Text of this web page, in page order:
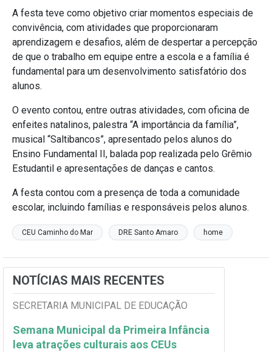
A festa teve como objetivo criar momentos especiais de
convivência, com atividades que proporcionaram
aprendizagem e desafios, além de despertar a percepção
de que o trabalho em equipe entre a escola e a família é
fundamental para um desenvolvimento satisfatório dos
alunos.
O evento contou, entre outras atividades, com oficina de
enfeites natalinos, palestra “A importância da família”,
musical “Saltibancos”, apresentado pelos alunos do
Ensino Fundamental II, balada pop realizada pelo Grêmio
Estudantil e apresentações de danças e cantos.
A festa contou com a presença de toda a comunidade
escolar, incluindo famílias e responsáveis pelos alunos.
CEU Caminho do Mar DRE Santo Amaro home
NOTÍCIAS MAIS RECENTES
SECRETARIA MUNICIPAL DE EDUCAÇÃO
Semana Municipal da Primeira Infância
leva atrações culturais aos CEUs